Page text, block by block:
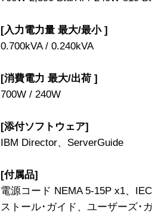
[入力電力量 最大/最小 ]
0.700kVA / 0.240kVA
[消費電力 最大/出荷 ]
700W / 240W
[添付ソフトウェア]
IBM Director、ServerGuide
[付属品]
電源コード NEMA 5-15P x1、
ストール･ガイド、ユーザーズ･